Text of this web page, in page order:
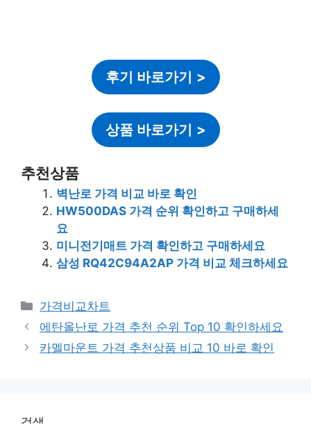
후기 바로가기 >
상품 바로가기 >
추천상품
벽난로 가격 비교 바로 확인
HW500DAS 가격 순위 확인하고 구매하세
요
미니전기매트 가격 확인하고 구매하세요
삼성 RQ42C94A2AP 가격 비교 체크하세요
카
테
리
가격비교차트
에탄올난로 가격 추천 순위 Top 10 확인하세요
카멜마운트 가격 추천상품 비교 10 바로 확인